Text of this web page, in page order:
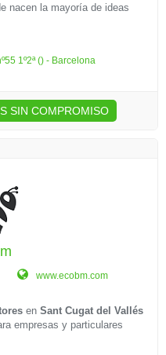
nacen la mayoría de ideas
1º2ª () - Barcelona
SIN COMPROMISO
www.ecobm.com
en Sant Cugat del Vallés
empresas y particulares